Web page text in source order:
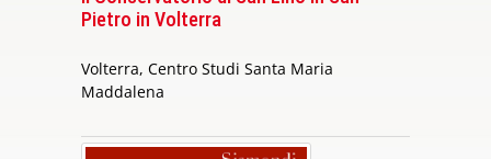
Pietro in Volterra
Volterra, Centro Studi Santa Maria
Maddalena